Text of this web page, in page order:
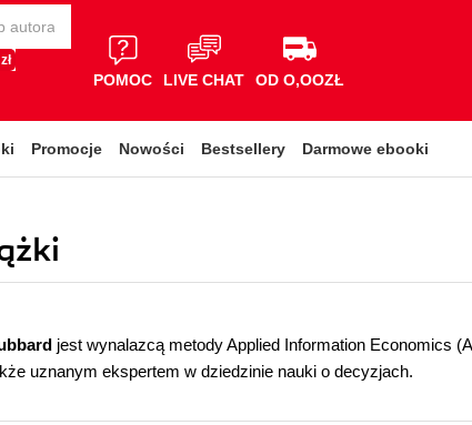
POMOC LIVE CHAT OD O,OOZŁ
Promocje Nowości Bestsellery Darmowe ebooki
jest wynalazcą metody Applied Information Economics
uznanym ekspertem w dziedzinie nauki o decyzjach.